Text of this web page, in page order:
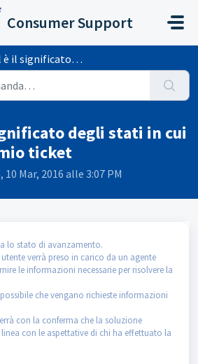
Consumer Support
degli stati in cui si trova il mio ...
degli stati in cui
ticket
Mar, 2016 alle 3:07 PM
lo stato di avanzamento.
verrà preso in carico da un agente
le informazioni necessarie per risolvere la
che vengano richieste informazioni
con la conferma che la soluzione
con le aspettative di chi ha effettuato la